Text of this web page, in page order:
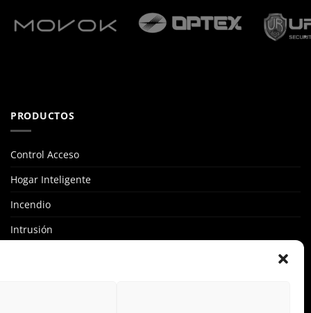
PRODUCTOS
Control Acceso
Hogar Inteligente
Incendio
Intrusión